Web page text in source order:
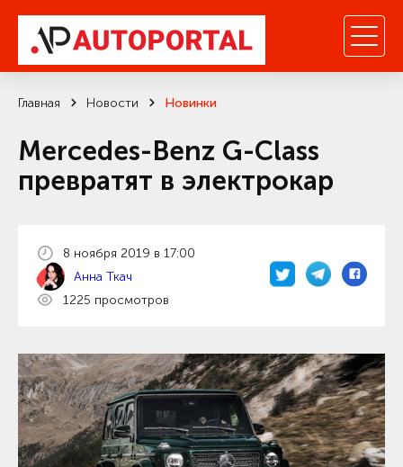
Главная Новости Новинки
Mercedes-Benz G-Class
превратят в электрокар
8 ноября 2019 в 17:00
Анна Ткач
1225 просмотров